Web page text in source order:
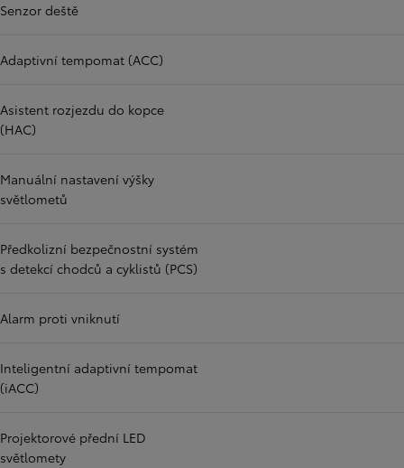
Senzor deště
Adaptivní tempomat (ACC)
Asistent rozjezdu do kopce
(HAC)
Manuální nastavení výšky
světlometů
Předkolizní bezpečnostní systém
s detekcí chodců a cyklistů (PCS)
Alarm proti vniknutí
Inteligentní adaptivní tempomat
(iACC)
Projektorové přední LED
světlomety